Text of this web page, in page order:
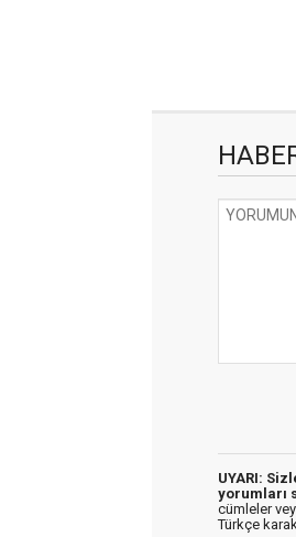
UYARI:
yorumları
cümleler
Türkçe